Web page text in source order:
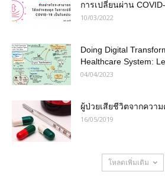
การเปลี่ยนผ่าน
10/03/2022
Doing Digital
Healthcare System:
04/04/2023
ผู้ป่วยเสียชีวิตจากควา
16/05/2019
โหลดเพิ่มเติม